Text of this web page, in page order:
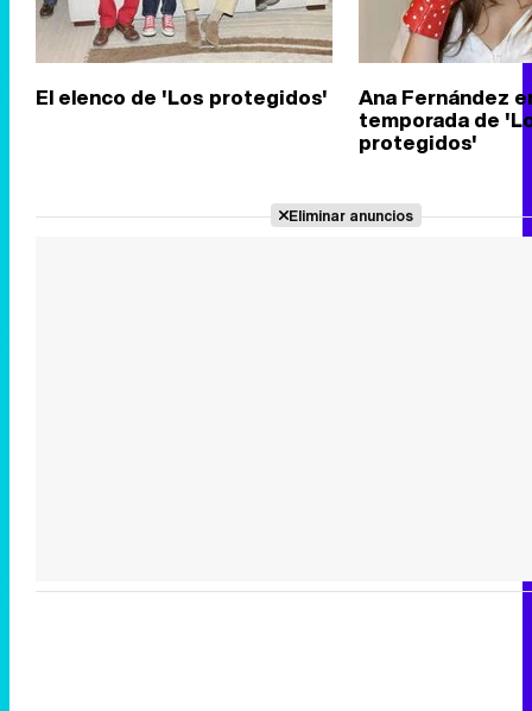
El elenco de 'Los protegidos' Ana Fernández
temporada de
protegidos'
Eliminar anuncios